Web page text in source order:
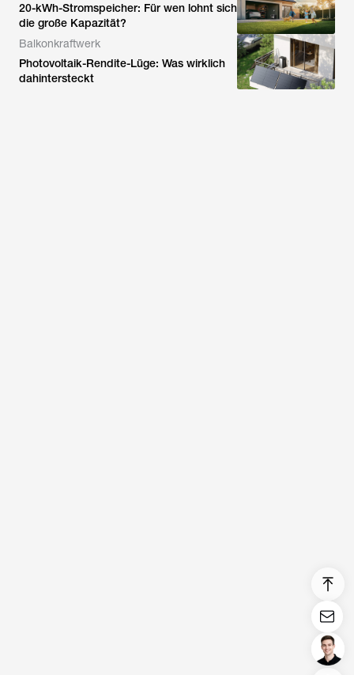
20-kWh-Stromspeicher: Für wen lohnt sich
die große Kapazität?
Balkonkraftwerk
Photovoltaik-Rendite-Lüge: Was wirklich
dahintersteckt